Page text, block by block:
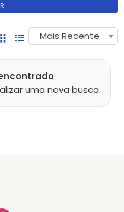
Mais Recente
uma nova busca.